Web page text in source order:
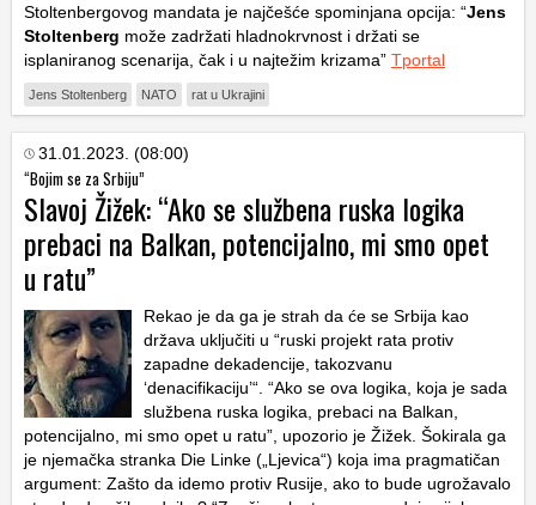
Stoltenbergovog mandata je najčešće spominjana opcija: “Jens
Stoltenberg može zadržati hladnokrvnost i držati se
isplaniranog scenarija, čak i u najtežim krizama” Tportal
Jens Stoltenberg NATO rat u Ukrajini
31.01.2023. (08:00)
“Bojim se za Srbiju”
Slavoj Žižek: “Ako se službena ruska logika
prebaci na Balkan, potencijalno, mi smo opet
u ratu”
Rekao je da ga je strah da će se Srbija kao
država uključiti u “ruski projekt rata protiv
zapadne dekadencije, takozvanu
‘denacifikaciju’“. “Ako se ova logika, koja je sada
službena ruska logika, prebaci na Balkan,
potencijalno, mi smo opet u ratu”, upozorio je Žižek. Šokirala ga
je njemačka stranka Die Linke („Ljevica“) koja ima pragmatičan
argument: Zašto da idemo protiv Rusije, ako to bude ugrožavalo